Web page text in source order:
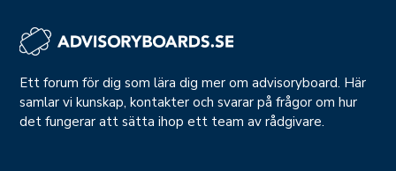
Ett forum för dig som lära dig mer om advisoryboard. Här
samlar vi kunskap, kontakter och svarar på frågor om hur
det fungerar att sätta ihop ett team av rådgivare.